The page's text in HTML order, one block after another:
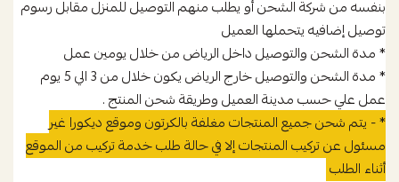
بنفسه من شركة الشحن أو يطلب منهم التوصيل للمنزل مقابل رسوم
توصيل إضافيه يتحملها العميل
* مدة الشحن والتوصيل داخل الرياض من خلال يومين عمل
* مدة الشحن والتوصيل خارج الرياض يكون خلال من 3 الي 5 يوم
عمل علي حسب مدينة العميل وطريقة شحن المنتج .
* - يتم شحن جميع المنتجات مغلفة بالكرتون وموقع ديكورا غير
مسئول عن تركيب المنتجات إلا في حالة طلب خدمة تركيب من الموقع
أثناء الطلب